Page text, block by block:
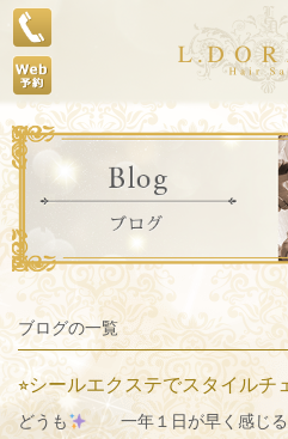
ブログの一覧
⭐︎シールエクステでスタイルチ
どうも
一年１日が早く感じる